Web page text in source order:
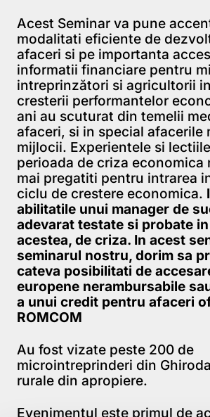
Acest Seminar va pune
modalitati eficiente de
afaceri si pe importanta
informatii financiare pentru
intreprinzători si agricultorii
cresterii performantelor
ani au scuturat din temelii
afaceri, si in special afacerile
mijlocii. Experientele si
perioada de criza economica
mai pregatiti pentru intrarea
ciclu de crestere economica.
abilitatile unui manager de
adevarat testate si probate
acestea, de criza. In acest
seminarul nostru, dorim sa
cateva posibilitati de
europene nerambursabile
a unui credit pentru afaceri
ROMCOM
Au fost vizate peste 200 de
microintreprinderi din
rurale din apropiere.
Evenimentul este primul de